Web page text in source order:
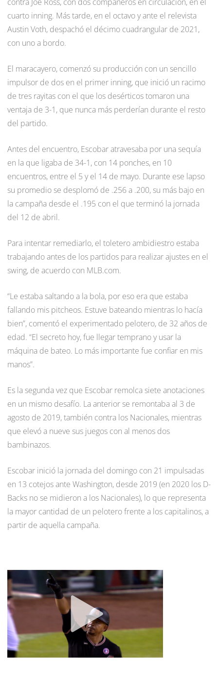
cuarto inning. Más tarde, en el octavo y ante el relevista
Austin Voth, despachó el décimo cuadrangular de 2021,
con uno a bordo.
El maracayero, comenzó su producción con un sencillo
impulsor de dos en el primer inning, que inició un racimo
de tres rayitas con el que los desérticos tomaron una
ventaja de 3-1, que nunca más perderían durante el resto
del partido.
Antes del encuentro, Escobar atravesaba por una sequía
en la que ligaba de 34-1, con 14 ponches, en 10
encuentros, entre el 5 y el 14 de mayo. Durante ese lapso
su promedio se desplomó de .256 a .200, su más bajo en
la campaña desde el .195 con el que terminó la jornada
del 12 de abril.
Para intentar remediarlo, el toletero ambidiestro estaba
trabajando antes de los partidos para realizar ajustes en el
swing, de acuerdo con MLB.com.
“Le estaba saltando a la bola, por eso era que estaba
fallando mis pitcheos. Estuve bateando mientras lo hacía
bien”, comentó el experimentado pelotero, de 32 años de
edad. “El secreto hoy, fue llegar temprano y usar la
máquina de bateo. Lo más importante fue confiar en mis
manos”.
Es la segunda vez que Escobar remolca siete anotaciones
en un mismo desafío. La anterior se remontaba al 3 de
agosto de 2019, también contra los Nacionales, mientras
que elevó a nueve sus juegos con al menos dos
bambinazos.
Escobar inició la jornada del domingo con 21 impulsadas
en 13 cotejos ante Washington, desde 2019 (en 2020 los D-
Backs no se midieron a los Nacionales), lo que representa
la mayor cantidad de un pelotero frente a los capitalinos, a
partir de aquella campaña.